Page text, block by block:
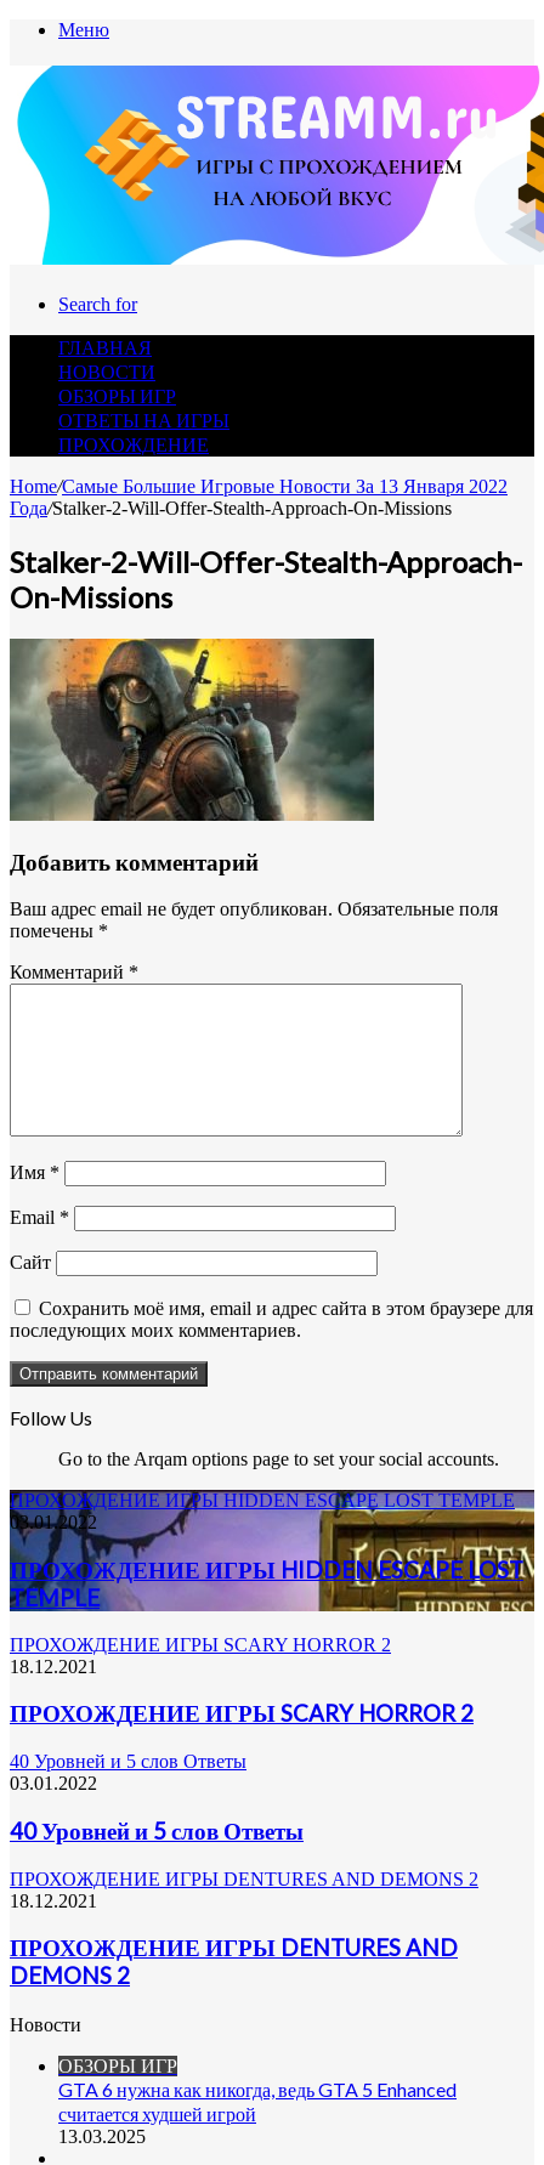
Меню
Search for
ГЛАВНАЯ
НОВОСТИ
ОБЗОРЫ ИГР
ОТВЕТЫ НА ИГРЫ
ПРОХОЖДЕНИЕ
Home/Самые Большие Игровые Новости За 13 Января 2022
Года/Stalker-2-Will-Offer-Stealth-Approach-On-Missions
Stalker-2-Will-Offer-Stealth-Approach-
On-Missions
Добавить комментарий
Ваш адрес email не будет опубликован. Обязательные поля
помечены *
Комментарий *
Имя *
Email *
Сайт
Сохранить моё имя, email и адрес сайта в этом браузере для
последующих моих комментариев.
Follow Us
Go to the Arqam options page to set your social accounts.
ПРОХОЖДЕНИЕ ИГРЫ HIDDEN ESCAPE LOST TEMPLE
03.01.2022
ПРОХОЖДЕНИЕ ИГРЫ HIDDEN ESCAPE LOST
TEMPLE
ПРОХОЖДЕНИЕ ИГРЫ SCARY HORROR 2
18.12.2021
ПРОХОЖДЕНИЕ ИГРЫ SCARY HORROR 2
40 Уровней и 5 слов Ответы
03.01.2022
40 Уровней и 5 слов Ответы
ПРОХОЖДЕНИЕ ИГРЫ DENTURES AND DEMONS 2
18.12.2021
ПРОХОЖДЕНИЕ ИГРЫ DENTURES AND
DEMONS 2
Новости
ОБЗОРЫ ИГР
GTA 6 нужна как никогда, ведь GTA 5 Enhanced
считается худшей игрой
13.03.2025